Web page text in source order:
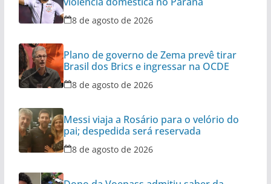
8 de agosto de 2026
Plano de governo de Zema prevê tirar
Brasil dos Brics e ingressar na OCDE
8 de agosto de 2026
Messi viaja a Rosário para o velório do
pai; despedida será reservada
8 de agosto de 2026